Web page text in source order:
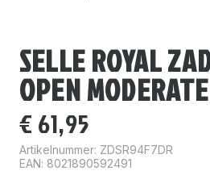
SELLE ROYAL
OPEN MODERATE
€ 61,95
Artikelnummer: ZDSR94F7DR
EAN: 8021890592491